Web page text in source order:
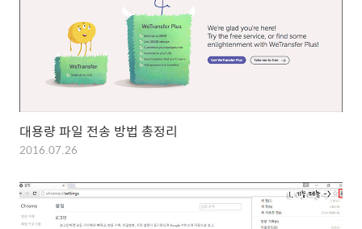
대용량 파일 전송 방법 총정리
2016.07.26